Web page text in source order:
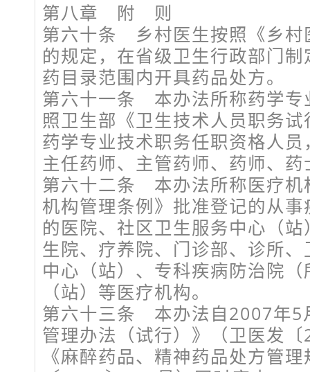
第八章 附 则
第六十条 乡村医生按照《乡村
的规定，在省级卫生行政部门
药目录范围内开具药品处方。
第六十一条 本办法所称药学专
照卫生部《卫生技术人员职务
药学专业技术职务任职资格人
主任药师、主管药师、药师、药
第六十二条 本办法所称医疗机
机构管理条例》批准登记的从
的医院、社区卫生服务中心（
生院、疗养院、门诊部、诊所
中心（站）、专科疾病防治院
（站）等医疗机构。
第六十三条 本办法自2007年5
管理办法（试行）》（卫医发
《麻醉药品、精神药品处方管